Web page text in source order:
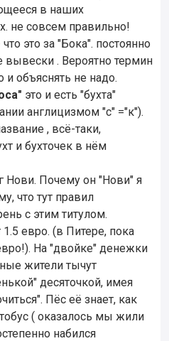
в наших
не совсем правильно!
это за "Бока". постоянно
. Вероятно термин
и объяснять не надо.
это и есть "бухта"
англицизмом "с" ="к").
, всё-таки,
и бухточек в нём
Нови. Почему он "Нови" я
что тут правил
с этим титулом.
евро. (в Питере, пока
На "двойке" денежки
жители тычут
десяточкой, имея
Пёс её знает, как
( оказалось мы жили
набился